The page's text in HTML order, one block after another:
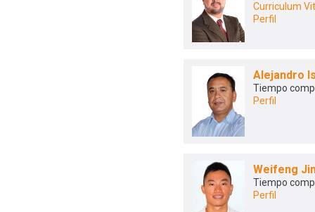
Curriculum
Perfil
Alejandro
Tiempo
Perfil
Weifeng
Tiempo
Perfil